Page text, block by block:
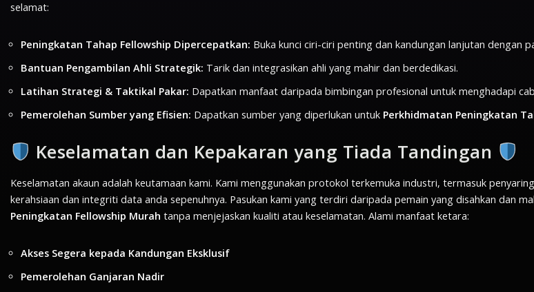
selamat:
Peningkatan Tahap Fellowship Dipercepatkan: Buka kunci ciri-ciri penting dan kandungan lanjutan dengan
Bantuan Pengambilan Ahli Strategik: Tarik dan integrasikan ahli yang mahir dan berdedikasi.
Latihan Strategi & Taktikal Pakar: Dapatkan manfaat daripada bimbingan profesional untuk menghadapi
Pemerolehan Sumber yang Efisien: Dapatkan sumber yang diperlukan untuk Perkhidmatan Peningkatan
Keselamatan dan Kepakaran yang Tiada Tandingan
Keselamatan akaun adalah keutamaan kami. Kami menggunakan protokol terkemuka industri, termasuk
kerahsiaan dan integriti data anda sepenuhnya. Pasukan kami yang terdiri daripada pemain yang disahkan dan
Peningkatan Fellowship Murah tanpa menjejaskan kualiti atau keselamatan. Alami manfaat ketara:
Akses Segera kepada Kandungan Eksklusif
Pemerolehan Ganjaran Nadir